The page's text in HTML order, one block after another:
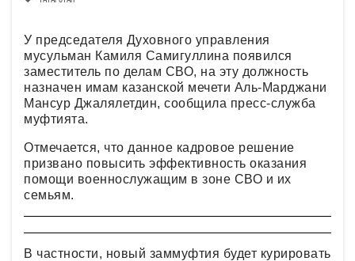
У председателя Духовного управления
мусульман Камиля Самигуллина появился
заместитель по делам СВО, на эту должность
назначен имам казанской мечети Аль-Марджани
Мансур Джалялетдин, сообщила пресс-служба
муфтията.
Отмечается, что данное кадровое решение
призвано повысить эффективность оказания
помощи военнослужащим в зоне СВО и их
семьям.
В частности, новый заммуфтия будет курировать